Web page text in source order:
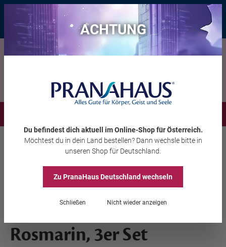
Bis zu 20 € Rabatt* mit dem Vorteils-Codeeintauchen , gültig bis
11.08.2026
Räuchern Räucherwerk
Mini-Räucherbündel
Weißer Salbei und
Rosmarin, 3er Set
ACHTUNG
Du befindest dich aktuell im Online-Shopfür Österreich.
Möchtest du in dein Land bestellen? Dann wechsle bitte in
unseren Shop für Deutschland
Zu PranaHausDeutschland wechseln
Schließen Nicht wieder anzeigen